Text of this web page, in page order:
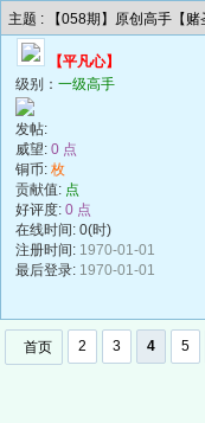
主题 : 【058期】原创高手【
【平凡心】
级别： 一级高手
发帖:
威望: 0 点
铜币: 枚
贡献值: 点
好评度: 0 点
在线时间: 0(时)
注册时间: 1970-01-01
最后登录: 1970-01-01
首页 2 3 4 5